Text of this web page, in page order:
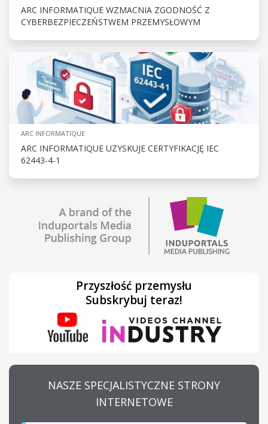
ARC INFORMATIQUE WZMACNIA ZGODNOŚĆ Z
CYBERBEZPIECZEŃSTWEM PRZEMYSŁOWYM
ARC INFORMATIQUE
ARC INFORMATIQUE UZYSKUJE CERTYFIKACJĘ IEC
62443-4-1
Przyszłość przemysłu
Subskrybuj teraz!
NASZE SPECJALISTYCZNE STRONY
INTERNETOWE